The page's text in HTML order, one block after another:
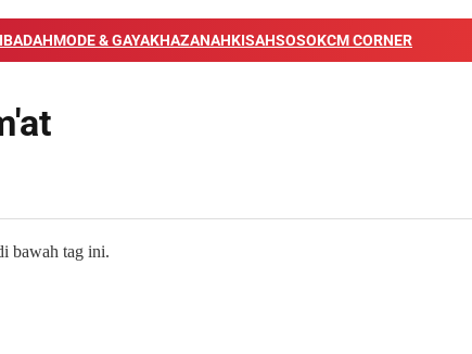
IBADAHMODE & GAYAKHAZANAHKISAHSOSOKCM CORNER
bawah tag ini.